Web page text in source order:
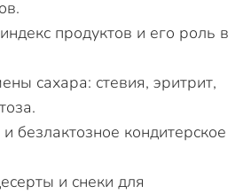
продуктов и его роль в
сахара: стевия, эритрит,
безлактозное кондитерское
и снеки для